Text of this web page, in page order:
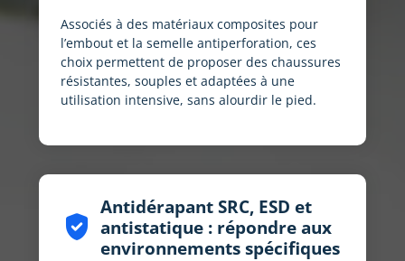
Associés à des matériaux composites pour
l’embout et la semelle antiperforation, ces
choix permettent de proposer des chaussures
résistantes, souples et adaptées à une
utilisation intensive, sans alourdir le pied.
gpp_good
Antidérapant SRC, ESD et
antistatique : répondre aux
environnements spécifiques